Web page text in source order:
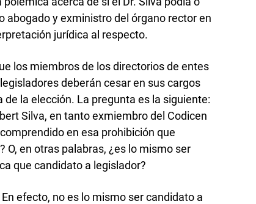
abogado y exministro del órgano rector en
jurídica al respecto.
los miembros de los directorios de entes
deberán cesar en sus cargos
la elección. La pregunta es la siguiente:
Silva, en tanto exmiembro del Codicen
en esa prohibición que
O, en otras palabras, ¿es lo mismo ser
que candidato a legislador?
efecto, no es lo mismo ser candidato a